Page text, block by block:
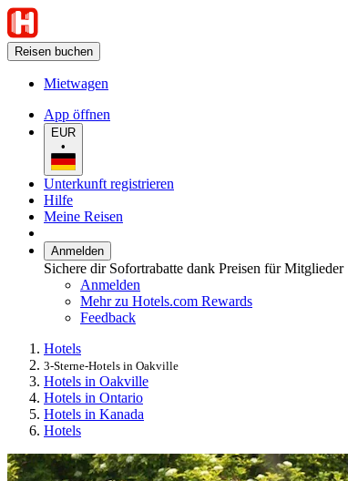
Reisen buchen
Mietwagen
App öffnen
EUR
•
Unterkunft registrieren
Hilfe
Meine Reisen
Anmelden
Sichere dir Sofortrabatte dank Preisen für Mitglieder
Anmelden
Mehr zu Hotels.com Rewards
Feedback
Hotels
3-Sterne-Hotels in Oakville
Hotels in Oakville
Hotels in Ontario
Hotels in Kanada
Hotels